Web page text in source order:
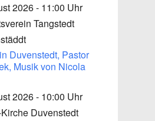
2026 - 11:00 Uhr
Tangstedt
Duvenstedt, Pastor
Musik von Nicola
2026 - 10:00 Uhr
Duvenstedt